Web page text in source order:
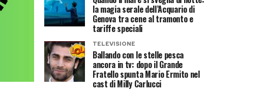
la magia serale dell’Acquario di
Genova tra cene al tramonto e
tariffe speciali
TELEVISIONE
Ballando con le stelle pesca
ancora in tv: dopo il Grande
Fratello spunta Mario Ermito nel
cast di Milly Carlucci